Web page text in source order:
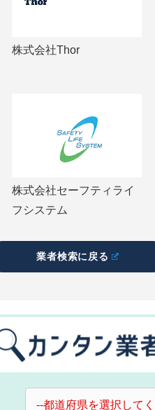
株式会社Thor
株式会社セーフティライ
フシステム
業者検索に戻る